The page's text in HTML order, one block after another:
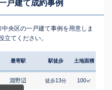
戸建て成約事例
央区の一戸建て事例を用意しま
立てください。
最寄駅 駅徒歩 土地面積
淵野辺 徒歩13分 100㎡